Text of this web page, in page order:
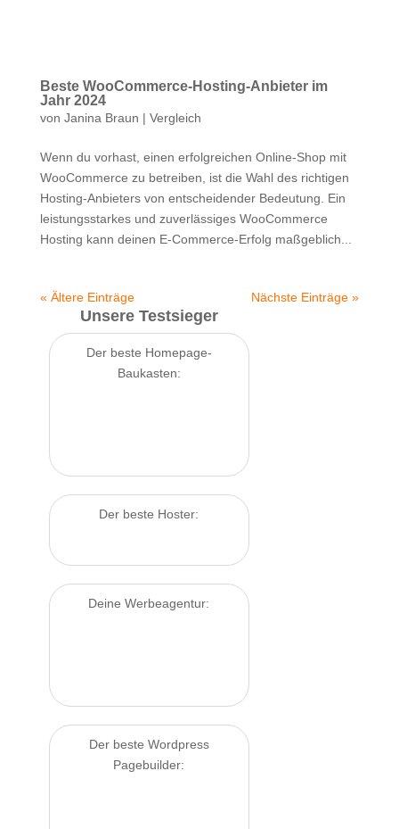
Beste WooCommerce-Hosting-Anbieter im
Jahr 2024
von Janina Braun | Vergleich
Wenn du vorhast, einen erfolgreichen Online-Shop mit
WooCommerce zu betreiben, ist die Wahl des richtigen
Hosting-Anbieters von entscheidender Bedeutung. Ein
leistungsstarkes und zuverlässiges WooCommerce
Hosting kann deinen E-Commerce-Erfolg maßgeblich...
« Ältere Einträge Nächste Einträge »
Unsere Testsieger
Der beste Homepage-
Baukasten:
Der beste Hoster:
Deine Werbeagentur:
Der beste Wordpress
Pagebuilder: